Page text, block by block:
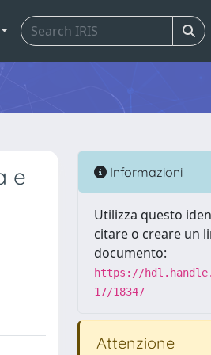
e
Informazioni
Utilizza questo
citare o creare un
documento:
https://
17/18347
Attenzione